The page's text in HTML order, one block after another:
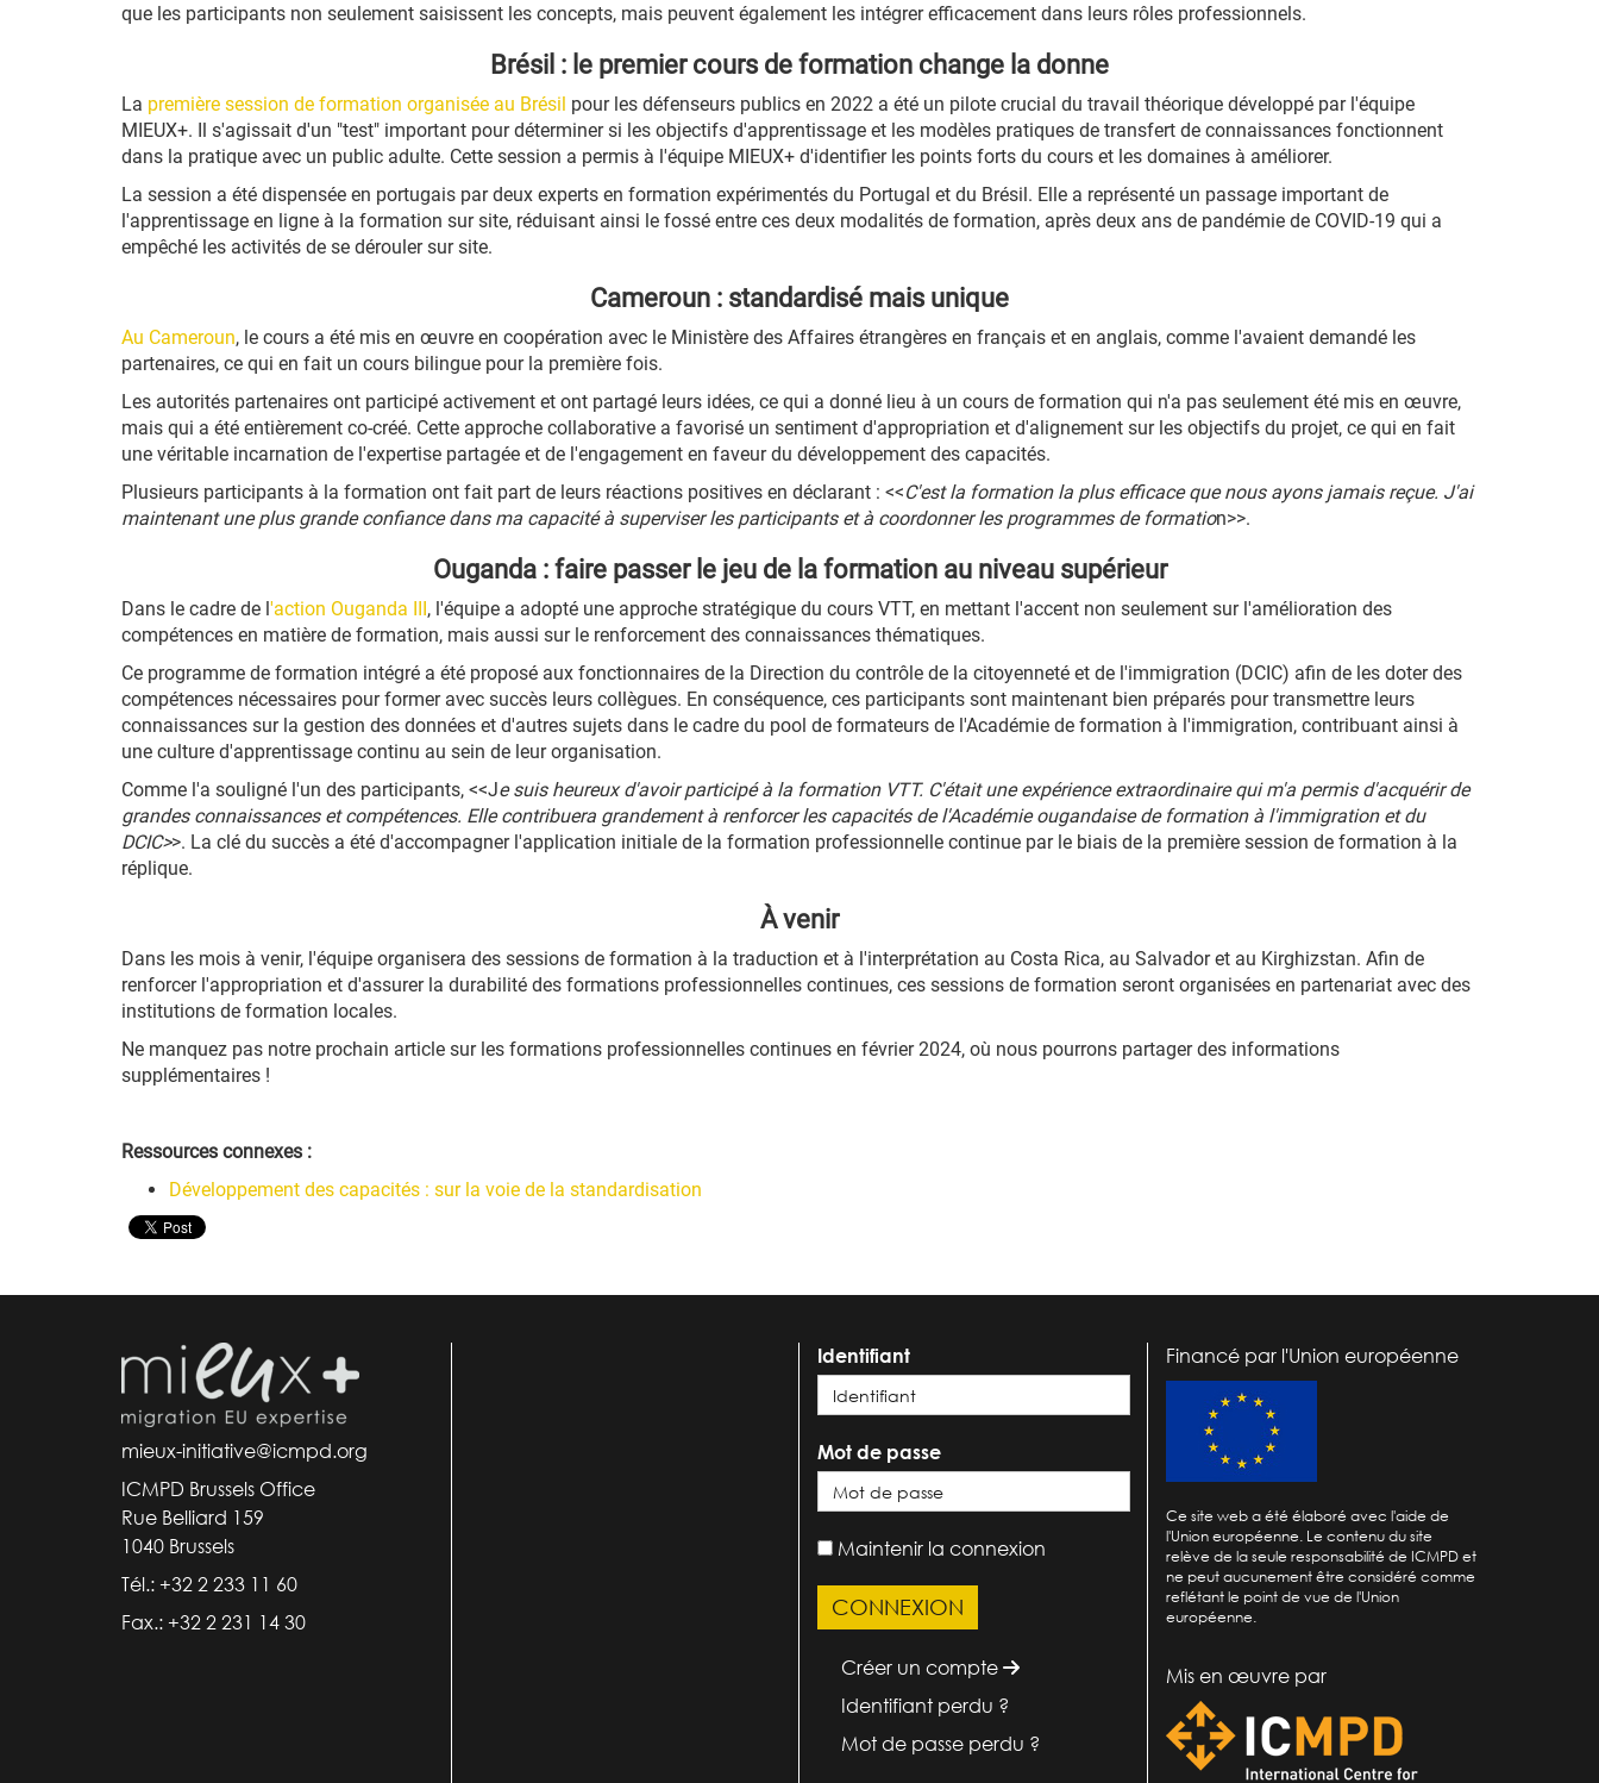
que les participants non seulement saisissent les concepts, mais peuvent également les intégrer efficacement dans leurs rôles professionnels.
Brésil : le premier cours de formation change la donne
La première session de formation organisée au Brésil pour les défenseurs publics en 2022 a été un pilote crucial du travail théorique développé par l'équipe
MIEUX+. Il s'agissait d'un "test" important pour déterminer si les objectifs d'apprentissage et les modèles pratiques de transfert de connaissances fonctionnent
dans la pratique avec un public adulte. Cette session a permis à l'équipe MIEUX+ d'identifier les points forts du cours et les domaines à améliorer.
La session a été dispensée en portugais par deux experts en formation expérimentés du Portugal et du Brésil. Elle a représenté un passage important de
l'apprentissage en ligne à la formation sur site, réduisant ainsi le fossé entre ces deux modalités de formation, après deux ans de pandémie de COVID-19 qui a
empêché les activités de se dérouler sur site.
Cameroun : standardisé mais unique
Au Cameroun, le cours a été mis en œuvre en coopération avec le Ministère des Affaires étrangères en français et en anglais, comme l'avaient demandé les
partenaires, ce qui en fait un cours bilingue pour la première fois.
Les autorités partenaires ont participé activement et ont partagé leurs idées, ce qui a donné lieu à un cours de formation qui n'a pas seulement été mis en œuvre,
mais qui a été entièrement co-créé. Cette approche collaborative a favorisé un sentiment d'appropriation et d'alignement sur les objectifs du projet, ce qui en fait
une véritable incarnation de l'expertise partagée et de l'engagement en faveur du développement des capacités.
Plusieurs participants à la formation ont fait part de leurs réactions positives en déclarant : <<C'est la formation la plus efficace que nous ayons jamais reçue. J'ai
maintenant une plus grande confiance dans ma capacité à superviser les participants et à coordonner les programmes de formation>>.
Ouganda : faire passer le jeu de la formation au niveau supérieur
Dans le cadre de l'action Ouganda III, l'équipe a adopté une approche stratégique du cours VTT, en mettant l'accent non seulement sur l'amélioration des
compétences en matière de formation, mais aussi sur le renforcement des connaissances thématiques.
Ce programme de formation intégré a été proposé aux fonctionnaires de la Direction du contrôle de la citoyenneté et de l'immigration (DCIC) afin de les doter des
compétences nécessaires pour former avec succès leurs collègues. En conséquence, ces participants sont maintenant bien préparés pour transmettre leurs
connaissances sur la gestion des données et d'autres sujets dans le cadre du pool de formateurs de l'Académie de formation à l'immigration, contribuant ainsi à
une culture d'apprentissage continu au sein de leur organisation.
Comme l'a souligné l'un des participants, <<Je suis heureux d'avoir participé à la formation VTT. C'était une expérience extraordinaire qui m'a permis d'acquérir de
grandes connaissances et compétences. Elle contribuera grandement à renforcer les capacités de l'Académie ougandaise de formation à l'immigration et du
DCIC>>. La clé du succès a été d'accompagner l'application initiale de la formation professionnelle continue par le biais de la première session de formation à la
réplique.
À venir
Dans les mois à venir, l'équipe organisera des sessions de formation à la traduction et à l'interprétation au Costa Rica, au Salvador et au Kirghizstan. Afin de
renforcer l'appropriation et d'assurer la durabilité des formations professionnelles continues, ces sessions de formation seront organisées en partenariat avec des
institutions de formation locales.
Ne manquez pas notre prochain article sur les formations professionnelles continues en février 2024, où nous pourrons partager des informations
supplémentaires !
Ressources connexes :
Développement des capacités : sur la voie de la standardisation
mieux-initiative@icmpd.org
ICMPD Brussels Office
Rue Belliard 159
1040 Brussels
Tél.: +32 2 233 11 60
Fax.: +32 2 231 14 30
Identifiant
Mot de passe
Maintenir la connexion
Créer un compte
Identifiant perdu ?
Mot de passe perdu ?
Financé par l'Union européenne
Ce site web a été élaboré avec l'aide de
l'Union européenne. Le contenu du site
relève de la seule responsabilité de ICMPD et
ne peut aucunement être considéré comme
reflétant le point de vue de l'Union
européenne.
Mis en œuvre par